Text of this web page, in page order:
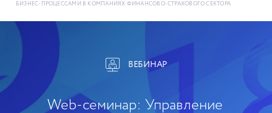
БИЗНЕС-ПРОЦЕССАМИ В КОМПАНИЯХ ФИНАНСОВО-СТРАХОВОГО СЕКТОРА
ВЕБИНАР
Web-семинар: Управление